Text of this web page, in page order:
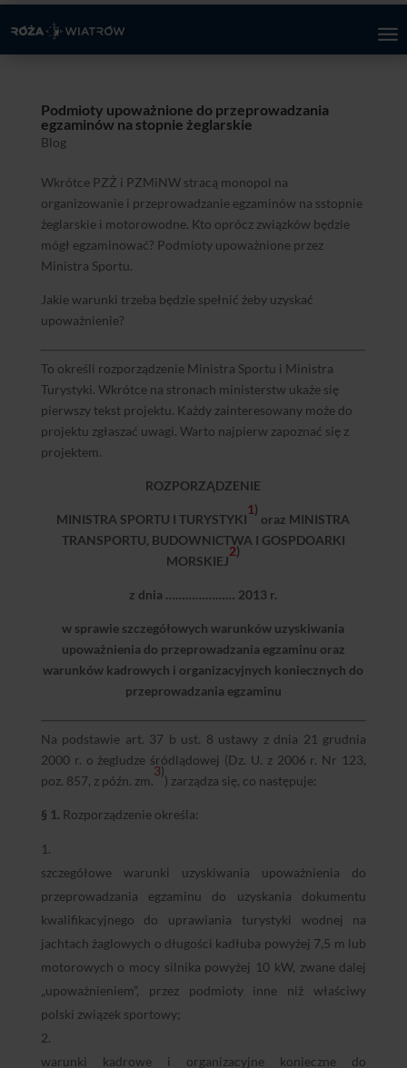
Podmioty upoważnione do przeprowadzania
egzaminów na stopnie żeglarskie
Blog
Wkrótce PZŻ i PZMiNW stracą monopol na
organizowanie i przeprowadzanie egzaminów na sstopnie
żeglarskie i motorowodne. Kto oprócz związków będzie
mógł egzaminować? Podmioty upoważnione przez
Ministra Sportu.
Jakie warunki trzeba będzie spełnić żeby uzyskać
upoważnienie?
To określi rozporządzenie Ministra Sportu i Ministra
Turystyki. Wkrótce na stronach ministerstw ukaże się
pierwszy tekst projektu. Każdy zainteresowany może do
projektu zgłaszać uwagi. Warto najpierw zapoznać się z
projektem.
ROZPORZĄDZENIE
MINISTRA SPORTU I TURYSTYKI
1)
oraz MINISTRA
TRANSPORTU, BUDOWNICTWA I GOSPDOARKI
MORSKIEJ
2)
z dnia ………………… 2013 r.
w sprawie szczegółowych warunków uzyskiwania
upoważnienia do przeprowadzania egzaminu oraz
warunków kadrowych i organizacyjnych koniecznych do
przeprowadzania egzaminu
Na podstawie art. 37 b ust. 8 ustawy z dnia 21 grudnia
2000 r. o żegludze śródlądowej (Dz. U. z 2006 r. Nr 123,
poz. 857, z późn. zm.
3)
) zarządza się, co następuje:
§ 1. Rozporządzenie określa:
szczegółowe warunki uzyskiwania upoważnienia do
przeprowadzania egzaminu do uzyskania dokumentu
kwalifikacyjnego do uprawiania turystyki wodnej na
jachtach żaglowych o długości kadłuba powyżej 7,5 m lub
motorowych o mocy silnika powyżej 10 kW, zwane dalej
„upoważnieniem”, przez podmioty inne niż właściwy
polski związek sportowy;
warunki kadrowe i organizacyjne konieczne do